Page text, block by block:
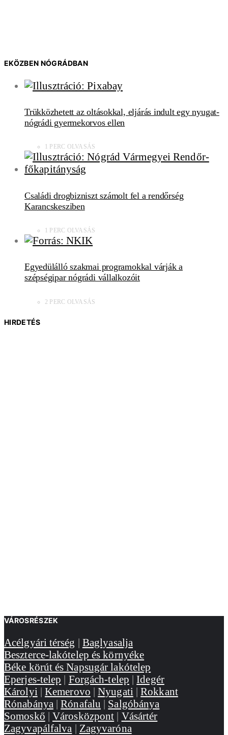
EKÖZBEN NÓGRÁDBAN
Trükközhetett az oltásokkal, eljárás indult egy nyugat-
nógrádi gyermekorvos ellen
1 PERC OLVASÁS
Családi drogbizniszt számolt fel a rendőrség
Karancskesziben
1 PERC OLVASÁS
Egyedülálló szakmai programokkal várják a
szépségipar nógrádi vállalkozóit
2 PERC OLVASÁS
HIRDETÉS
VÁROSRÉSZEK
Acélgyári térség | Baglyasalja
Beszterce-lakótelep és környéke
Béke körút és Napsugár lakótelep
Eperjes-telep | Forgách-telep |Idegér
Károlyi |Kemerovo |Nyugati |Rokkant
Rónabánya |Rónafalu | Salgóbánya
Somoskő |Városközpont | Vásártér
Zagyvapálfalva | Zagyvaróna